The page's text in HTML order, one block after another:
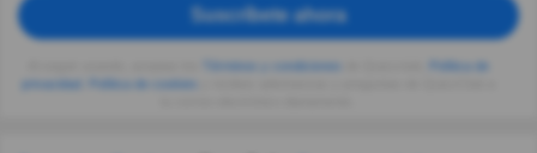
Suscríbete ahora
privacidad